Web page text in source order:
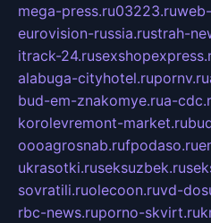
mega-press.ru03223.ru
eurovision-russia.rustrah-
itrack-24.ru
alabuga-cityhotel.rupornv.ru
bud-em-znakomye.rua-
korolevremont-market.ru
oooagrosnab.rufpodaso.ru
ukrasotki.ruseksuzbek.ru
sovratili.ruolecoon.ruvd-
rbc-news.ruporno-skvirt.ru